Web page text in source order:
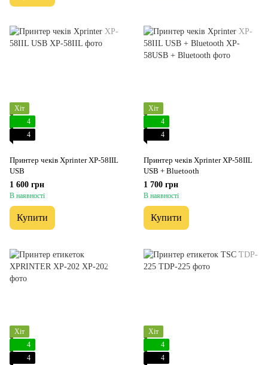
Хіт
4
4
Принтер чеків Xprinter XP-58IIL
USB
1 600 грн
В наявності
Купити
Хіт
4
4
Принтер чеків Xprinter XP-58IIL
USB + Bluetooth
1 700 грн
В наявності
Купити
Хіт
4
4
Хіт
4
4